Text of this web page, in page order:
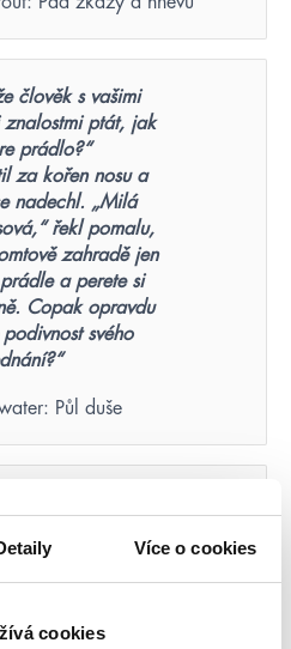
Více o cookies
cookies
člověk s vašimi
znalostmi ptát, jak
prádlo?“
za kořen nosu a
nadechl. „Milá
řekl pomalu,
zahradě jen
a perete si
Copak opravdu
svého
Půl duše
vydání)